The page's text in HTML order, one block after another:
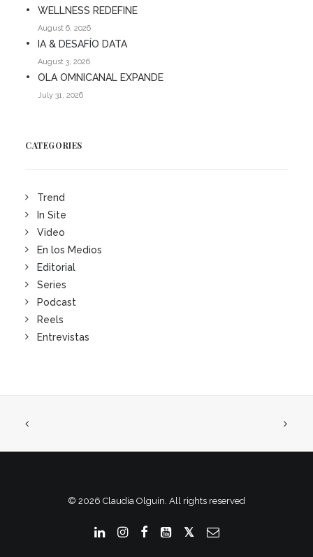
WELLNESS REDEFINE
August 6, 2026
IA & DESAFÍO DATA
August 3, 2026
OLA OMNICANAL EXPANDE
July 31, 2026
CATEGORIES
Trend
In Site
Video
En los Medios
Editorial
Series
Podcast
Reels
Entrevistas
© 2026 Claudia Olguín. All rights reserved